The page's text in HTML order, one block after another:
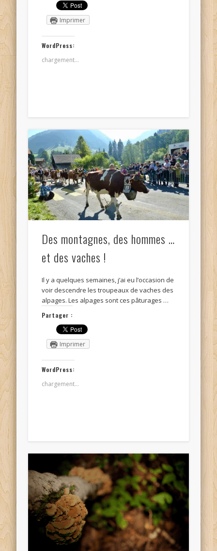
Imprimer
WordPress:
chargement…
Des montagnes, des hommes …
et des vaches !
Il y a quelques semaines, j’ai eu l’occasion de
voir descendre les troupeaux de vaches des
alpages. Les alpages sont ces pâturages …
Partager :
Imprimer
WordPress:
chargement…